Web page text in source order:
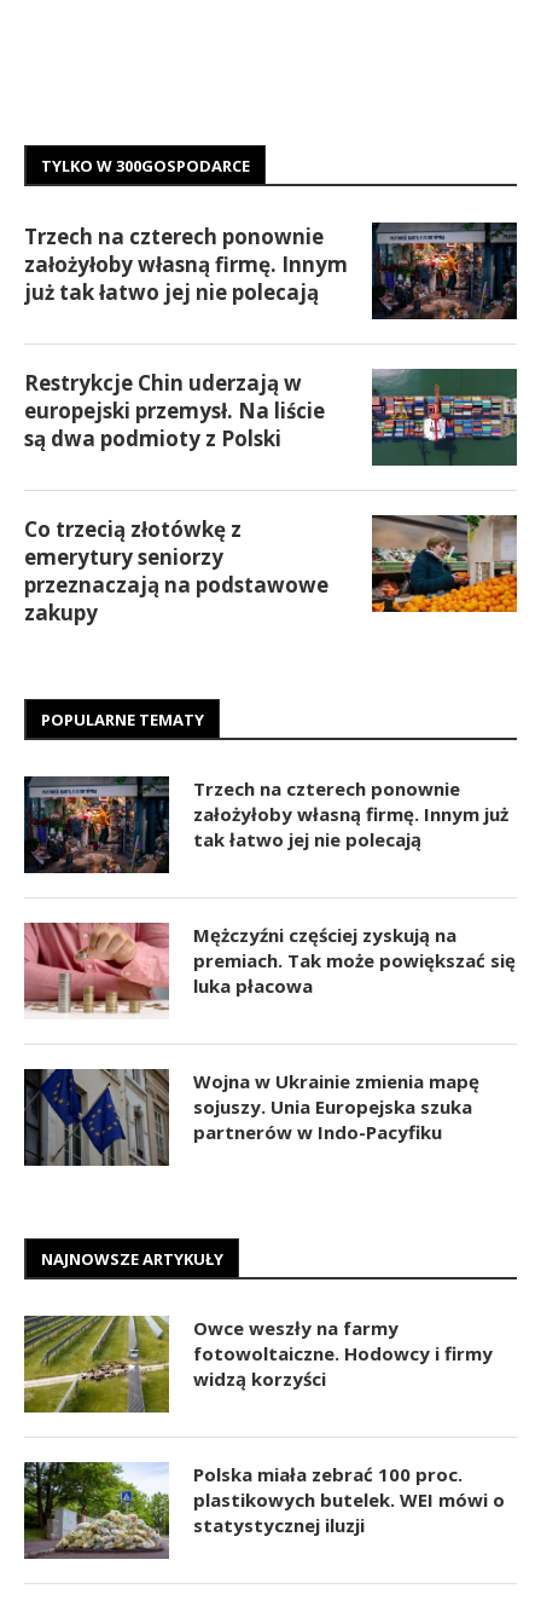
TYLKO W 300GOSPODARCE
Trzech na czterech ponownie
założyłoby własną firmę. Innym
już tak łatwo jej nie polecają
Restrykcje Chin uderzają w
europejski przemysł. Na liście
są dwa podmioty z Polski
Co trzecią złotówkę z
emerytury seniorzy
przeznaczają na podstawowe
zakupy
POPULARNE TEMATY
Trzech na czterech ponownie
założyłoby własną firmę. Innym już
tak łatwo jej nie polecają
Mężczyźni częściej zyskują na
premiach. Tak może powiększać się
luka płacowa
Wojna w Ukrainie zmienia mapę
sojuszy. Unia Europejska szuka
partnerów w Indo-Pacyfiku
NAJNOWSZE ARTYKUŁY
Owce weszły na farmy
fotowoltaiczne. Hodowcy i firmy
widzą korzyści
Polska miała zebrać 100 proc.
plastikowych butelek. WEI mówi o
statystycznej iluzji